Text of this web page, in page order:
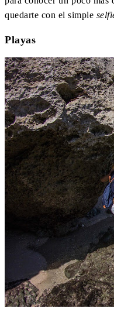
quedarte con el simple
Playas